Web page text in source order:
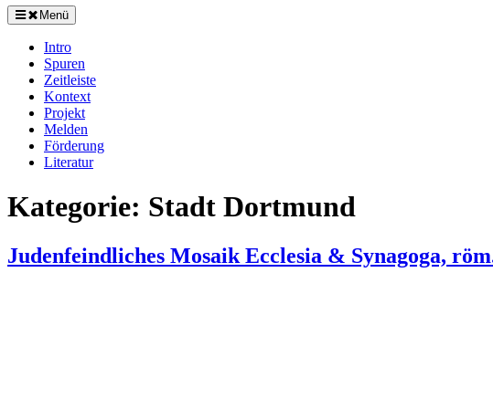
Menü
Intro
Spuren
Zeitleiste
Kontext
Projekt
Melden
Förderung
Literatur
Kategorie: Stadt Dortmund
Judenfeindliches Mosaik Ecclesia & Synagoga,